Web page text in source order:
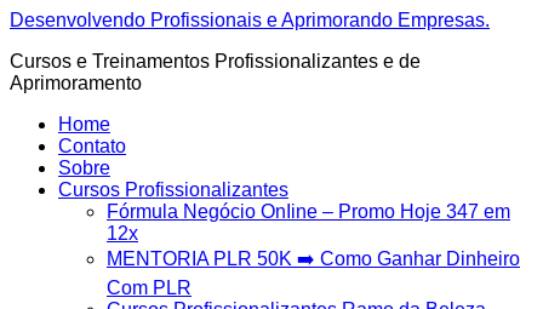
Ir
o
conteúdo
Desenvolvendo Profissionais e Aprimorando Empresas.
Cursos e Treinamentos Profissionalizantes e de
Aprimoramento
Home
Contato
Sobre
Cursos Profissionalizantes
Fórmula Negócio OnIine – Promo Hoje 347 em
12x
MENTORIA PLR 50K ➡️ Como Ganhar Dinheiro
Com PLR